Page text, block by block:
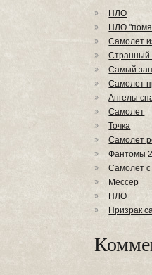
НЛО
НЛО
Самолет
Странный
Самый
Самолет
Ангелы
Самолет
Точка
Самолет
Фантомы 2
Самолет с
Мессер
НЛО
Призрак